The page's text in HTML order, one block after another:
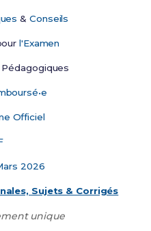
&Conseils
l'Examen
Pédagogiques
Officiel
2026
Sujets & Corrigés
unique